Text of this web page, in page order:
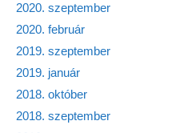
2020. szeptember
2020. február
2019. szeptember
2019. január
2018. október
2018. szeptember